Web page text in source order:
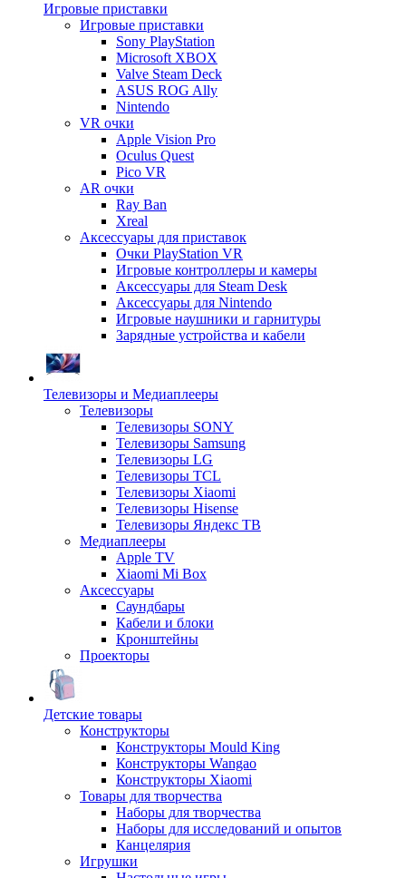
Игровые приставки
Игровые приставки
Sony PlayStation
Microsoft XBOX
Valve Steam Deck
ASUS ROG Ally
Nintendo
VR очки
Apple Vision Pro
Oculus Quest
Pico VR
AR очки
Ray Ban
Xreal
Аксессуары для приставок
Очки PlayStation VR
Игровые контроллеры и камеры
Аксессуары для Steam Desk
Аксессуары для Nintendo
Игровые наушники и гарнитуры
Зарядные устройства и кабели
Телевизоры и Медиаплееры
Телевизоры
Телевизоры SONY
Телевизоры Samsung
Телевизоры LG
Телевизоры TCL
Телевизоры Xiaomi
Телевизоры Hisense
Телевизоры Яндекс ТВ
Медиаплееры
Apple TV
Xiaomi Mi Box
Аксессуары
Саундбары
Кабели и блоки
Кронштейны
Проекторы
Детские товары
Конструкторы
Конструкторы Mould King
Конструкторы Wangao
Конструкторы Xiaomi
Товары для творчества
Наборы для творчества
Наборы для исследований и опытов
Канцелярия
Игрушки